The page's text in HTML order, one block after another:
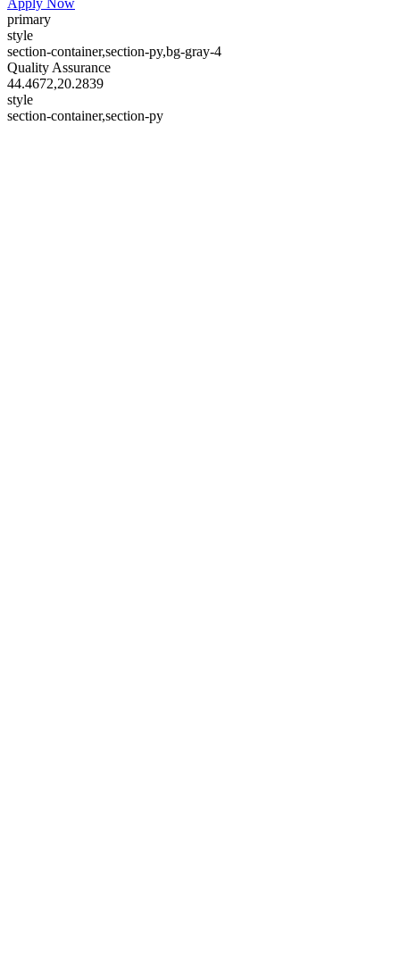
Apply Now
primary
style
section-container,section-py,bg-gray-4
Quality Assurance
44.4672,20.2839
style
section-container,section-py